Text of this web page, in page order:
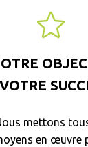
VOTRE
mettons
en œuvre